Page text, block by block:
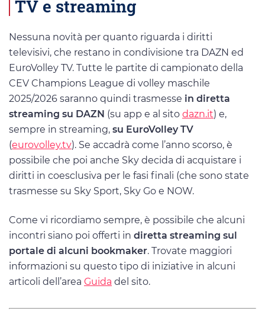
TV e streaming
Nessuna novità per quanto riguarda i diritti
televisivi, che restano in condivisione tra DAZN ed
EuroVolley TV. Tutte le partite di campionato della
CEV Champions League di volley maschile
2025/2026 saranno quindi trasmesse in diretta
streaming su DAZN (su app e al sito dazn.it) e,
sempre in streaming, su EuroVolley TV
(eurovolley.tv). Se accadrà come l’anno scorso, è
possibile che poi anche Sky decida di acquistare i
diritti in coesclusiva per le fasi finali (che sono state
trasmesse su Sky Sport, Sky Go e NOW.
Come vi ricordiamo sempre, è possibile che alcuni
incontri siano poi offerti in diretta streaming sul
portale di alcuni bookmaker. Trovate maggiori
informazioni su questo tipo di iniziative in alcuni
articoli dell’area Guida del sito.